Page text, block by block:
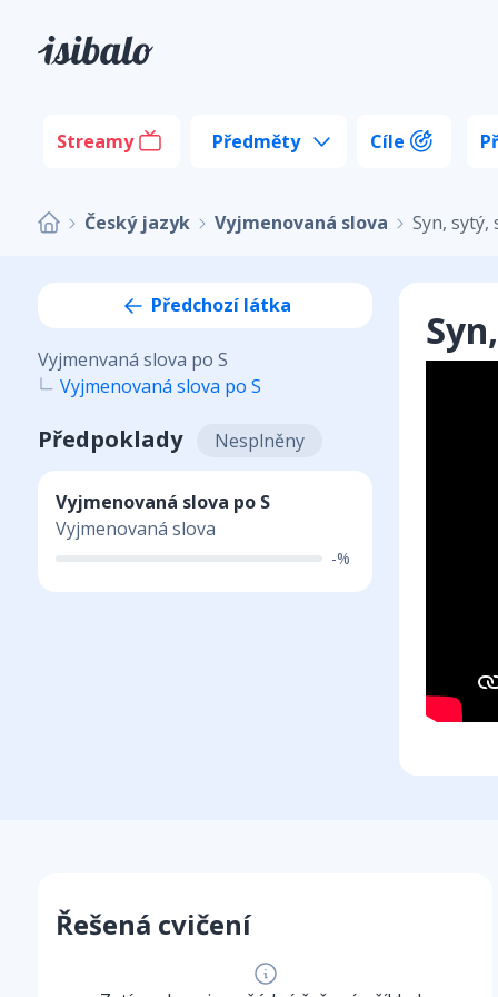
Streamy Předměty Cíle
Český jazyk Vyjmenovaná slova Syn, sytý,
Předchozí látka
Vyjmenvaná slova po S
Vyjmenovaná slova po S
Předpoklady Nesplněny
Vyjmenovaná slova po S
Vyjmenovaná slova
-%
Řešená cvičení